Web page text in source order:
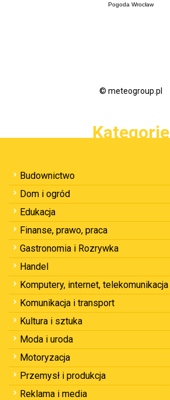
Pogoda Wrocław
© meteogroup.pl
Kategorie
Budownictwo
Dom i ogród
Edukacja
Finanse, prawo, praca
Gastronomia i Rozrywka
Handel
Komputery, internet, telekomunikacja
Komunikacja i transport
Kultura i sztuka
Moda i uroda
Motoryzacja
Przemysł i produkcja
Reklama i media